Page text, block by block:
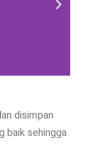
disimpan
baik sehingga